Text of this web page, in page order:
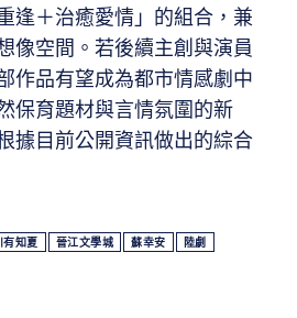
逢＋治癒愛情」的組合，兼
像空間。若後續主創與演員
作品有望成為都市情感劇中
保育題材與言情氛圍的新
據目前公開資訊做出的綜合
有知夏 晉江文學城 蘇幸安 陸劇